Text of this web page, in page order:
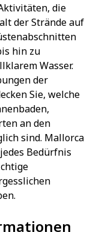
die
der Strände auf
hin zu
Wasser.
der
Sie, welche
an den
sind. Mallorca
Bedürfnis